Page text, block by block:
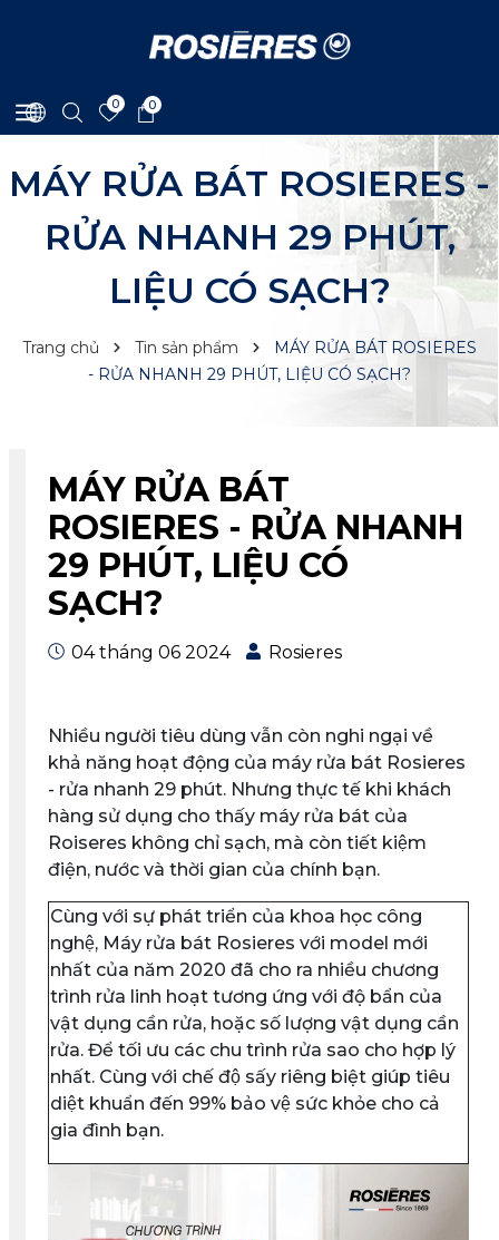
0 0
MÁY RỬA BÁT ROSIERES -
RỬA NHANH 29 PHÚT,
LIỆU CÓ SẠCH?
Trang chủ Tin sản phẩm
MÁY RỬA BÁT ROSIERES
- RỬA NHANH 29 PHÚT, LIỆU CÓ SẠCH?
MÁY RỬA BÁT
ROSIERES - RỬA NHANH
29 PHÚT, LIỆU CÓ
SẠCH?
04 tháng 06 2024 Rosieres
Nhiều người tiêu dùng vẫn còn nghi ngại về
khả năng hoạt động của máy rửa bát Rosieres
- rửa nhanh 29 phút. Nhưng thực tế khi khách
hàng sử dụng cho thấy máy rửa bát của
Roiseres không chỉ sạch, mà còn tiết kiệm
điện, nước và thời gian của chính bạn.
Cùng với sự phát triển của khoa học công
nghệ, Máy rửa bát Rosieres với model mới
nhất của năm 2020 đã cho ra nhiều chương
trình rửa linh hoạt tương ứng với độ bẩn của
vật dụng cần rửa, hoặc số lượng vật dụng cần
rửa. Để tối ưu các chu trình rửa sao cho hợp lý
nhất. Cùng với chế độ sấy riêng biệt giúp tiêu
diệt khuẩn đến 99% bảo vệ sức khỏe cho cả
gia đình bạn.